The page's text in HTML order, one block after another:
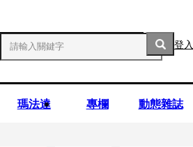
登入
瑪法達 專欄 動態雜誌